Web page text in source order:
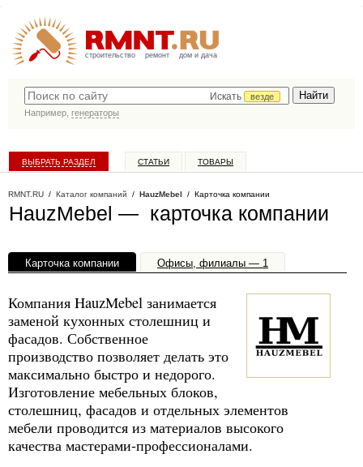
строительство ремонт дом и дача
Искать
везде
Например, генераторы
ВЫБРАТЬ РАЗДЕЛ СТАТЬИ ТОВАРЫ
RMNT.RU / Каталог компаний / HauzMebel / Карточка компании
HauzMebel — карточка компании
Карточка компании Офисы, филиалы — 1
Компания HauzMebel занимается
заменой кухонных столешниц и
фасадов. Собственное
производство позволяет делать это
максимально быстро и недорого.
Изготовление мебельных блоков,
столешниц, фасадов и отдельных элементов
мебели проводится из материалов высокого
качества мастерами-профессионалами.